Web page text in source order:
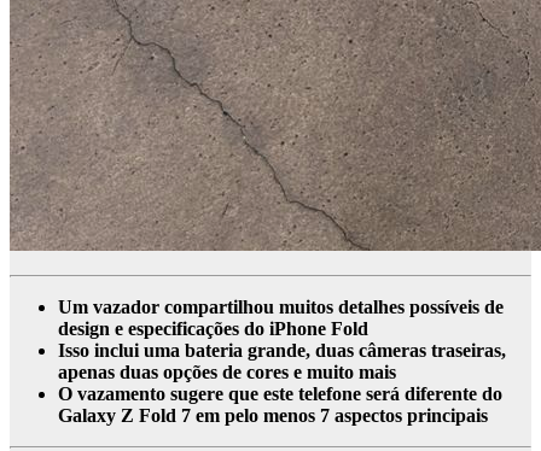
Um vazador compartilhou muitos detalhes possíveis de
design e especificações do iPhone Fold
Isso inclui uma bateria grande, duas câmeras traseiras,
apenas duas opções de cores e muito mais
O vazamento sugere que este telefone será diferente do
Galaxy Z Fold 7 em pelo menos 7 aspectos principais